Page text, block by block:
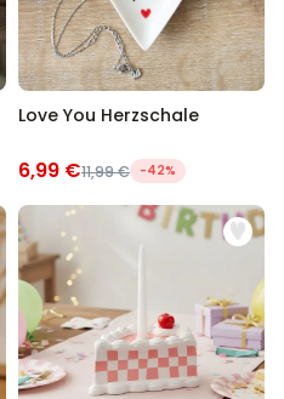
Love You Herzschale
6,99 €11,99 € -42%